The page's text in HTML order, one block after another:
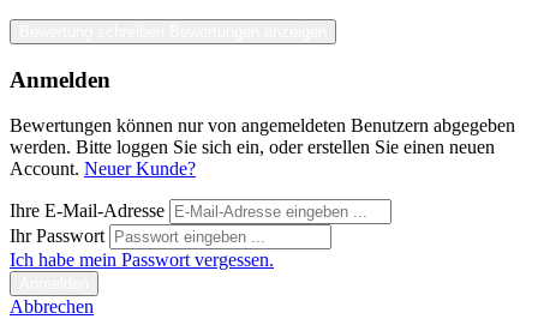
Anmelden
Bewertungen können nur von angemeldeten Benutzern abgegeben
werden. Bitte loggen Sie sich ein, oder erstellen Sie einen neuen
Account. Neuer Kunde?
Ihre E-Mail-Adresse
Ihr Passwort
Ich habe mein Passwort vergessen.
Abbrechen